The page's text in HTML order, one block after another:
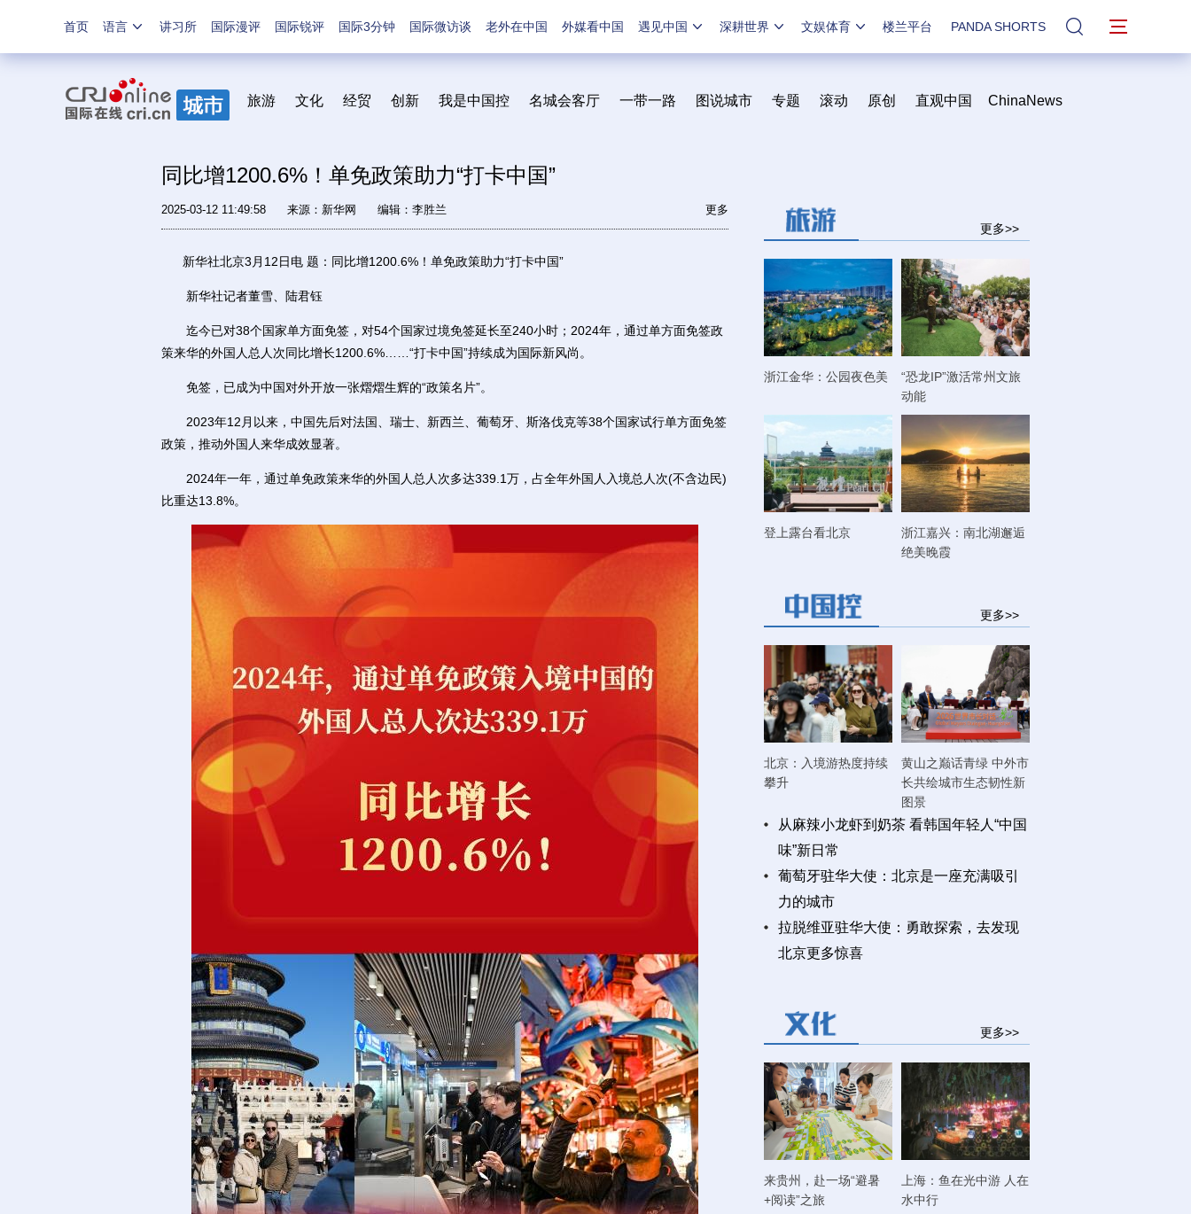
首页 语言 讲习所 国际漫评 国际锐评 国际3分钟 国际微访谈 老外在中国 外媒看中国 遇见中国 深耕世界 文娱体育 楼兰平台 PANDA SHORTS 站内搜索
旅游 文化 经贸 创新 我是中国控 名城会客厅 一带一路 图说城市 专题 滚动 原创 直观中国 ChinaNews
同比增1200.6%！单免政策助力“打卡中国”
2025-03-12 11:49:58 来源： 新华网 编辑：李胜兰 更多
新华社北京3月12日电 题：同比增1200.6%！单免政策助力“打卡中国”
新华社记者董雪、陆君钰
迄今已对38个国家单方面免签，对54个国家过境免签延长至240小时；2024年，通过单方面免签政
策来华的外国人总人次同比增长1200.6%……“打卡中国”持续成为国际新风尚。
免签，已成为中国对外开放一张熠熠生辉的“政策名片”。
2023年12月以来，中国先后对法国、瑞士、新西兰、葡萄牙、斯洛伐克等38个国家试行单方面免签
政策，推动外国人来华成效显著。
2024年一年，通过单免政策来华的外国人总人次多达339.1万，占全年外国人入境总人次(不含边民)
比重达13.8%。
更多>>
浙江金华：公园夜色美
“恐龙IP”激活常州文旅
动能
登上露台看北京
浙江嘉兴：南北湖邂逅
绝美晚霞
更多>>
北京：入境游热度持续
攀升
黄山之巅话青绿 中外市
长共绘城市生态韧性新
图景
从麻辣小龙虾到奶茶 看韩国年轻人“中国
味”新日常
葡萄牙驻华大使：北京是一座充满吸引
力的城市
拉脱维亚驻华大使：勇敢探索，去发现
北京更多惊喜
更多>>
来贵州，赴一场“避暑
+阅读”之旅
上海：鱼在光中游 人在
水中行